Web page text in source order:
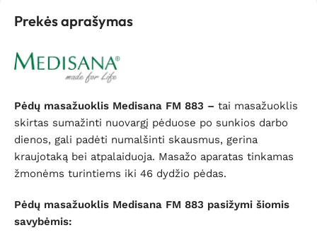
Prekės aprašymas
Pėdų masažuoklis Medisana FM 883 – tai masažuoklis
skirtas sumažinti nuovargį pėduose po sunkios darbo
dienos, gali padėti numalšinti skausmus, gerina
kraujotaką bei atpalaiduoja. Masažo aparatas tinkamas
žmonėms turintiems iki 46 dydžio pėdas.
Pėdų masažuoklis Medisana FM 883 pasižymi šiomis
savybėmis: